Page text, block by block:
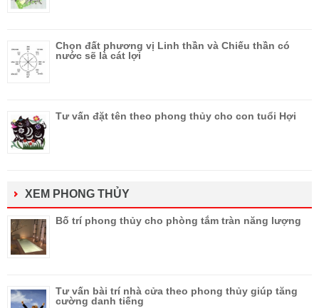
Chọn đất phương vị Linh thần và Chiếu thần có
nước sẽ là cát lợi
Tư vấn đặt tên theo phong thủy cho con tuổi Hợi
XEM PHONG THỦY
Bố trí phong thủy cho phòng tắm tràn năng lượng
Tư vấn bài trí nhà cửa theo phong thủy giúp tăng
cường danh tiếng